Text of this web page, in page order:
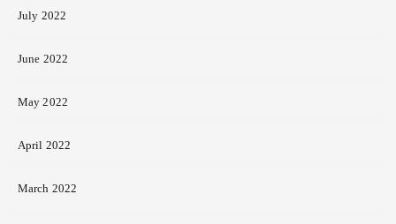
July 2022
June 2022
May 2022
April 2022
March 2022